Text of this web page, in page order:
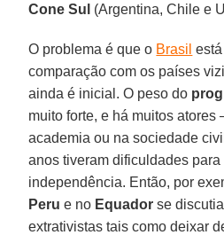
Cone Sul (Argentina, Chile e
O problema é que o Brasil
comparação com os países
ainda é inicial. O peso do
muito forte, e há muitos atores
academia ou na sociedade
anos tiveram dificuldades para
independência. Então, por
Peru e no Equador se
extrativistas tais como deixar